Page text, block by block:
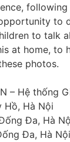
to
to talk
at home, to
photos.
– Hệ
Hồ, Hà Nội
Đa, Hà
Đa, Hà Nội